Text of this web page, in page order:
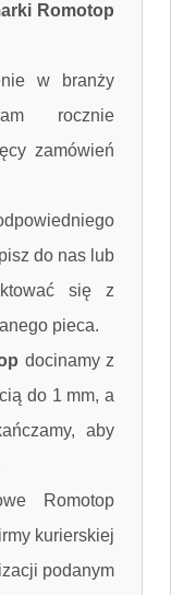
Romotop
w branży
rocznie
zamówień
do naslub
się z
pieca.
docinamy z
do 1 mm, a
aby
Romotop
kurierskiej
podanym